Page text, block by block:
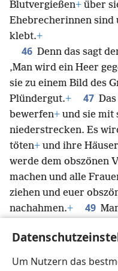
Um Nutzern das
angemessene Urteil
Blutvergießen+über
Ehebrecherinnen sind
klebt. +
46 Denn das sagt
‚Man wird ein Heer
sie zu einem Bild des
Plündergut.+ 47
bewerfen+und sie mit
niederstrecken. Es
töten+ und ihre
werde dem obszönen
machen und alle
ziehen und euer
obszönen Verhaltens
euren widerlichen